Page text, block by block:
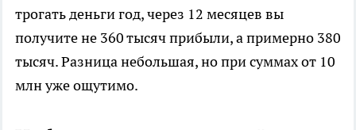
трогать деньги год, через 12 месяцев вы
получите не 360 тысяч прибыли, а примерно 380
тысяч. Разница небольшая, но при суммах от 10
млн уже ощутимо.